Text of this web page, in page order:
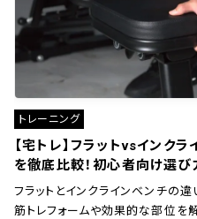
トレーニング
【宅トレ】フラットvsインク
を徹底比較！初心者向け選び
フラットとインクラインベンチの
筋トレフォームや効果的な部位を解